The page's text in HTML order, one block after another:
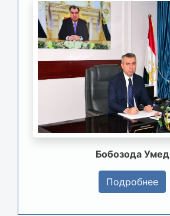
Бобозода Умед
Подробнее